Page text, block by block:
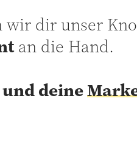
wir dir unser
an die Hand.
deine